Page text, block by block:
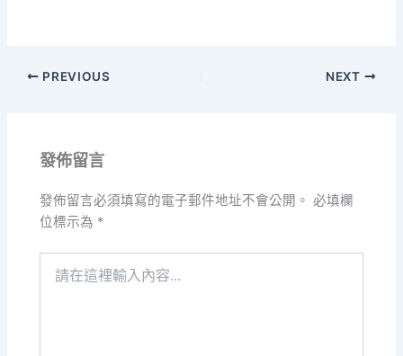
PREVIOUS NEXT
發佈留言
發佈留言必須填寫的電子郵件地址不會公開。 必填欄
位標示為 *